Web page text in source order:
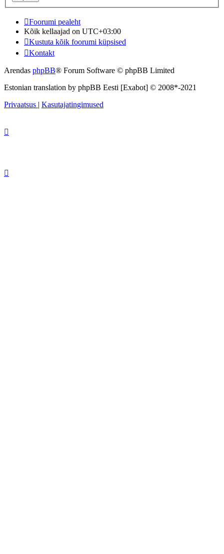
Foorumi pealeht
Kõik kellaajad on UTC+03:00
Kustuta kõik foorumi küpsised
Kontakt
Arendas phpBB® Forum Software © phpBB Limited
Estonian translation by phpBB Eesti [Exabot] © 2008*-2021
Privaatsus
Kasutajatingimused